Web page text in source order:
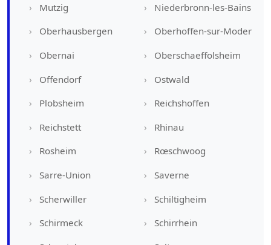
Mutzig
Niederbronn-les-Bains
Oberhausbergen
Oberhoffen-sur-Moder
Obernai
Oberschaeffolsheim
Offendorf
Ostwald
Plobsheim
Reichshoffen
Reichstett
Rhinau
Rosheim
Rœschwoog
Sarre-Union
Saverne
Scherwiller
Schiltigheim
Schirmeck
Schirrhein